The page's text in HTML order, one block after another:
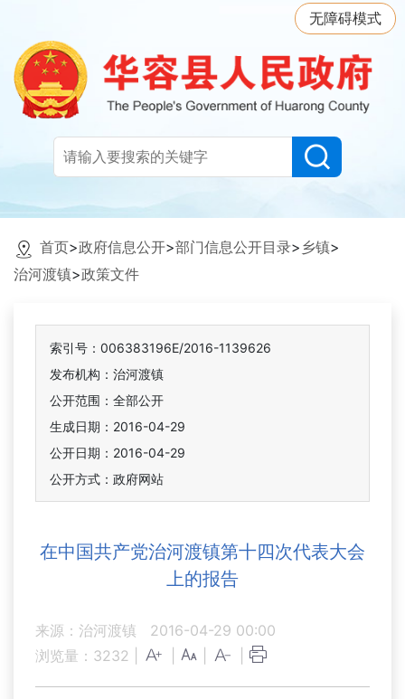
无障碍模式
首页>政府信息公开>部门信息公开目录> 乡镇>
治河渡镇>政策文件
索引号：006383196E/2016-1139626
发布机构：治河渡镇
公开范围：全部公开
生成日期：2016-04-29
公开日期：2016-04-29
公开方式：政府网站
在中国共产党治河渡镇第十四次代表大会
上的报告
来源：治河渡镇
2016-04-29 00:00
浏览量： 3232